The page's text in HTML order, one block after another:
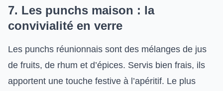
7. Les punchs maison : la
convivialité en verre
Les punchs réunionnais sont des mélanges de jus
de fruits, de rhum et d’épices. Servis bien frais, ils
apportent une touche festive à l’apéritif. Le plus